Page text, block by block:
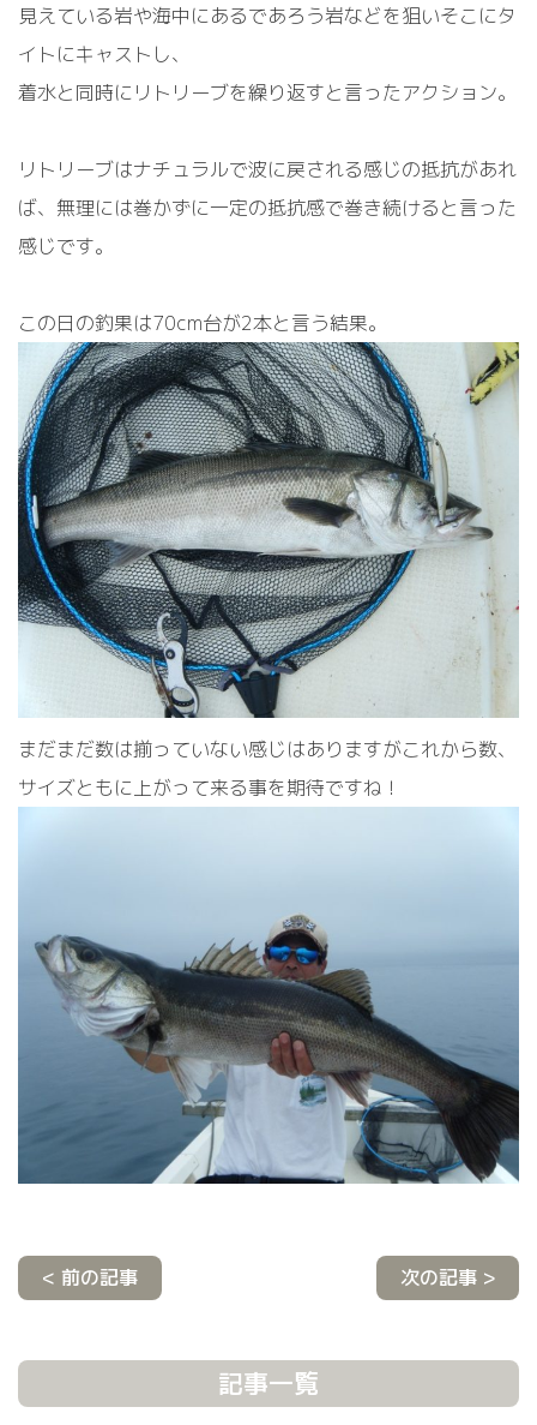
見えている岩や海中にあるであろう岩などを狙いそこにタ
イトにキャストし、
着水と同時にリトリーブを繰り返すと言ったアクション。
リトリーブはナチュラルで波に戻される感じの抵抗があれ
ば、無理には巻かずに一定の抵抗感で巻き続けると言った
感じです。
この日の釣果は70cm台が2本と言う結果。
まだまだ数は揃っていない感じはありますがこれから数、
サイズともに上がって来る事を期待ですね！
< 前の記事 次の記事 >
記事一覧